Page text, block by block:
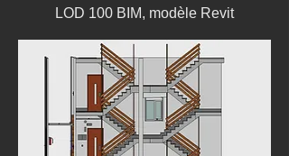
LOD 100 BIM, modèle Revit